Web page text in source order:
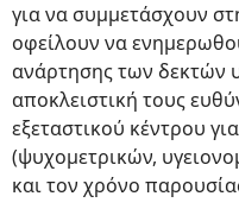
για να συμμετάσχουν
οφείλουν να
ανάρτησης των δεκτών
αποκλειστική τους
εξεταστικού κέντρου
(ψυχομετρικών,
και τον χρόνο